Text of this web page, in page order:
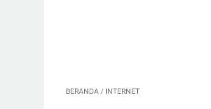
BERANDA / INTERNET